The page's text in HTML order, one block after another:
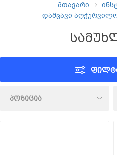
მთავარი
დამცავი